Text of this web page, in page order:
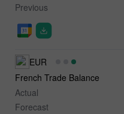
Previous
EUR
French Trade Balance
Actual
Forecast